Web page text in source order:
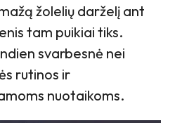
žolelių darželį ant
tam puikiai tiks.
svarbesnė nei
rutinos ir
nuotaikoms.